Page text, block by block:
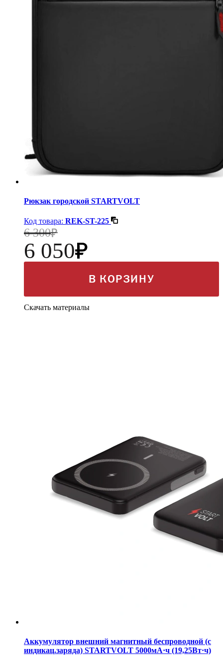
Рюкзак городской STARTVOLT
Код товара: REK-ST-225
6 300
6 050
В КОРЗИНУ
Скачать материалы
Аккумулятор внешний магнитный беспроводной (с
индикац.заряда) STARTVOLT 5000мА·ч (19,25Вт·ч)